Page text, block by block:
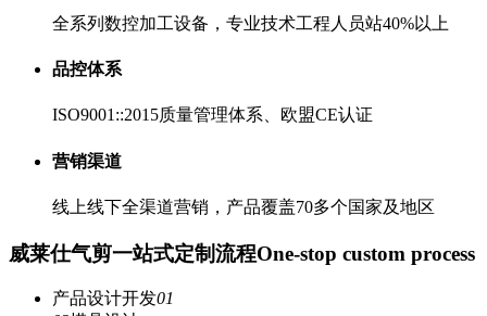
全系列数控加工设备，专业技术工程人员站40%以上
品控体系
ISO9001::2015质量管理体系、欧盟CE认证
营销渠道
线上线下全渠道营销，产品覆盖70多个国家及地区
威莱仕气剪一站式定制流程One-stop custom process
产品设计开发01